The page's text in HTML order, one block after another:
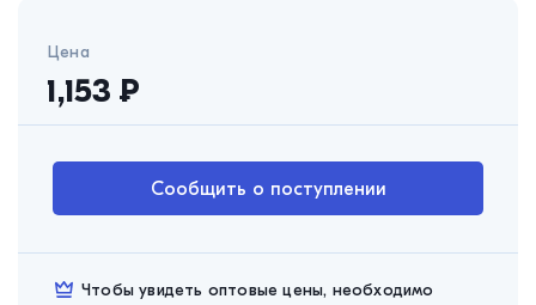
Цена
1,153 ₽
Сообщить о поступлении
Чтобы увидеть оптовые цены, необходимо